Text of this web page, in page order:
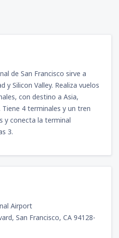
de San Francisco sirve a
y Silicon Valley. Realiza vuelos
con destino a Asia,
Tiene 4 terminales y un tren
y conecta la terminal
3.
Airport
San Francisco, CA 94128-